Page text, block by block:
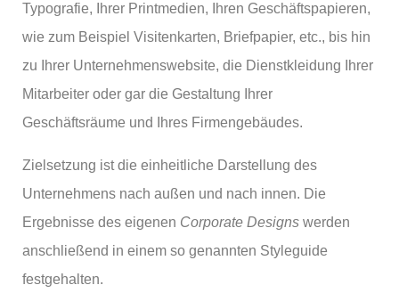
Typografie, Ihrer Printmedien, Ihren Geschäftspapieren,
wie zum Beispiel Visitenkarten, Briefpapier, etc., bis hin
zu Ihrer Unternehmenswebsite, die Dienstkleidung Ihrer
Mitarbeiter oder gar die Gestaltung Ihrer
Geschäftsräume und Ihres Firmengebäudes.
Zielsetzung ist die einheitliche Darstellung des
Unternehmens nach außen und nach innen. Die
Ergebnisse des eigenen Corporate Designs werden
anschließend in einem so genannten Styleguide
festgehalten.